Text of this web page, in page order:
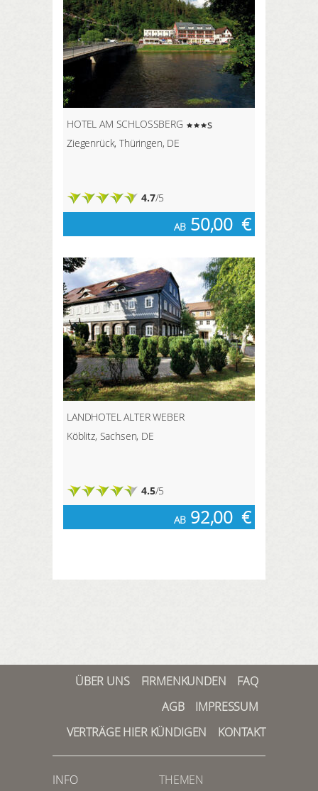
HOTEL AM SCHLOSSBERG
s
Ziegenrück, Thüringen, DE
4.7/5
AB 50,00 €
LANDHOTEL ALTER WEBER
Köblitz, Sachsen, DE
4.5/5
AB 92,00 €
ÜBER UNS FIRMENKUNDEN
FAQ
AGB
IMPRESSUM
VERTRÄGE HIER KÜNDIGEN
KONTAKT
INFO THEMEN